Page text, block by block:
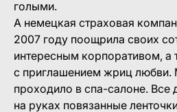
голыми.
А немецкая страховая
2007 году поощрила своих
интересным корпоративом, а
с приглашением жриц любви.
проходило в спа-салоне. Все
на руках повязанные